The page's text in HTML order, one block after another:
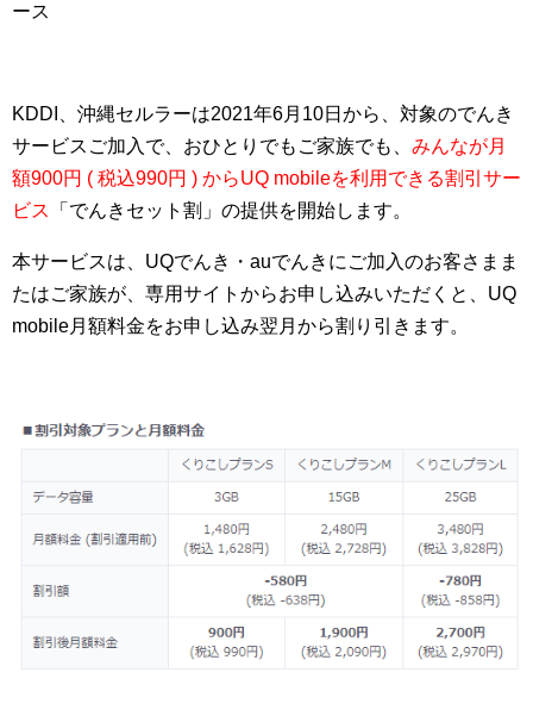
ース
KDDI、沖縄セルラーは2021年6月10日から、対象のでんき
サービスご加入で、おひとりでもご家族でも、 みんなが月
額900円 ( 税込990円 ) からUQ mobileを利用できる割引サー
ビス
「でんきセット割」の提供を開始します。
本サービスは、UQでんき・auでんきにご加入のお客さまま
たはご家族が、専用サイトからお申し込みいただくと、UQ
mobile月額料金をお申し込み翌月から割り引きます。